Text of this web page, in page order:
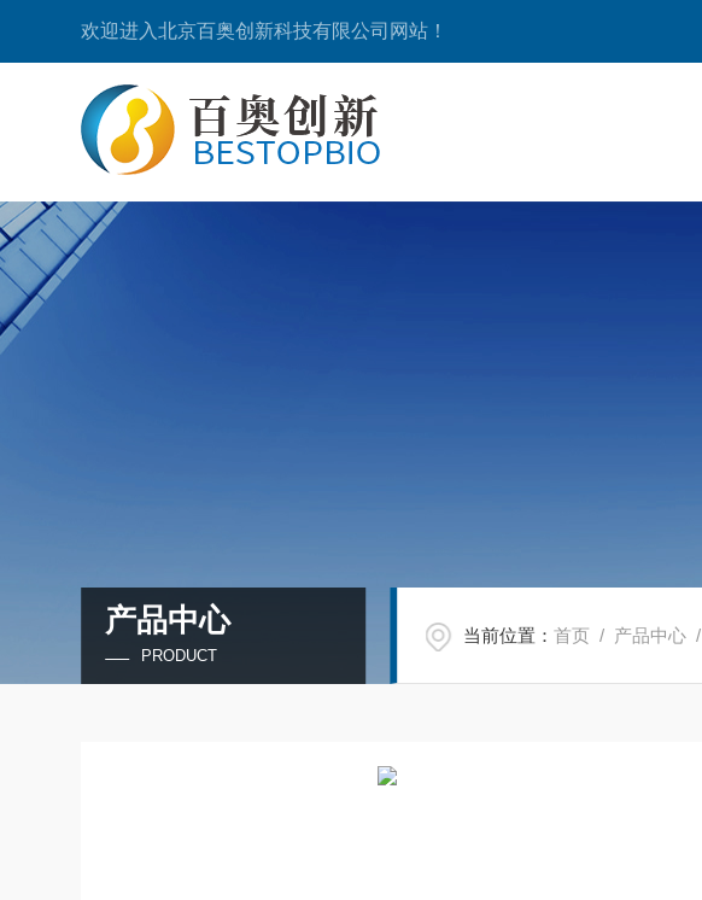
欢迎进入北京百奥创新科技有限公司网站！
产品中心
PRODUCT
当前位置：首页 / 产品中心